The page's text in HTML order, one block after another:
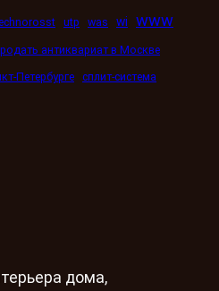
utp was wi www
антиквариат в Москве
Петербурге сплит-система
дома,